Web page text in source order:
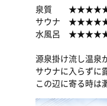
泉質
サウナ
水風呂
源泉掛け流し温泉
サウナに入らずに
この辺に寄る時は